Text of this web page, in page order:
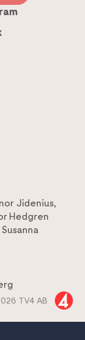
Jidenius,
Hedgren
Susanna
TV4 AB